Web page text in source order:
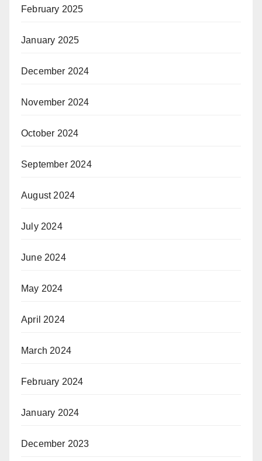
February 2025
January 2025
December 2024
November 2024
October 2024
September 2024
August 2024
July 2024
June 2024
May 2024
April 2024
March 2024
February 2024
January 2024
December 2023